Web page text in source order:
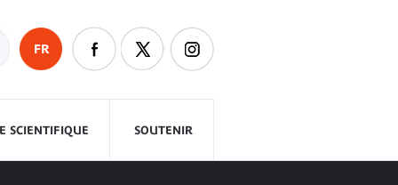
FR
SCIENTIFIQUE SOUTENIR